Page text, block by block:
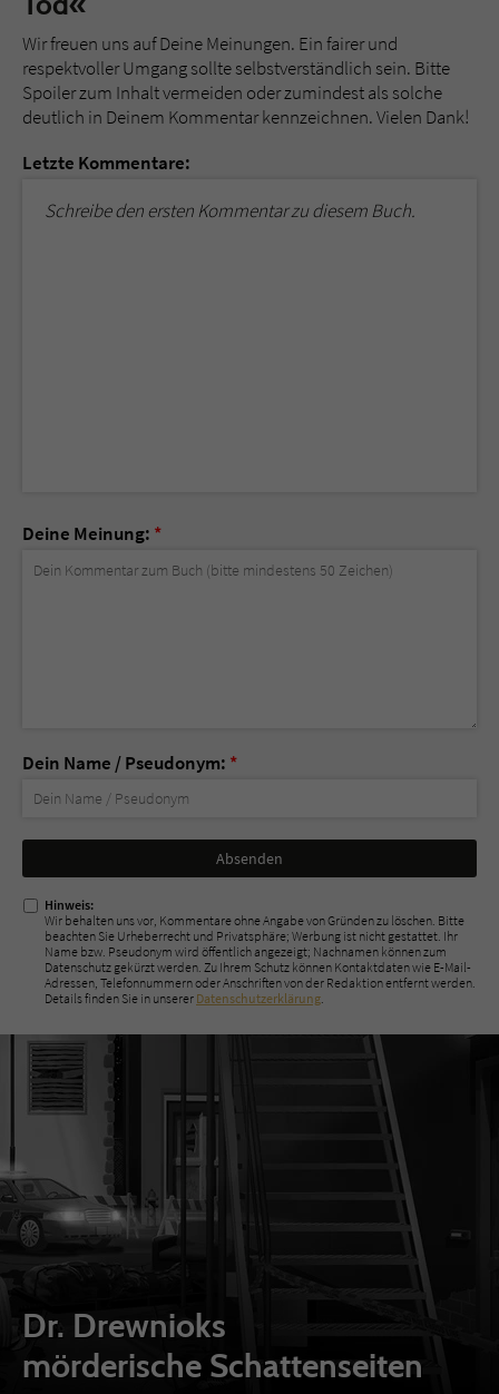
Wir freuen uns auf Deine Meinungen. Ein fairer und
respektvoller Umgang sollte selbstverständlich sein. Bitte
Spoiler zum Inhalt vermeiden oder zumindest als solche
deutlich in Deinem Kommentar kennzeichnen. Vielen Dank!
Letzte Kommentare:
Schreibe den ersten Kommentar zu diesem Buch.
Deine Meinung: *
Dein Name / Pseudonym: *
Nicht
ausfüllen!
Hinweis:
Wir behalten uns vor, Kommentare ohne Angabe von Gründen zu löschen. Bitte
beachten Sie Urheberrecht und Privatsphäre; Werbung ist nicht gestattet. Ihr
Name bzw. Pseudonym wird öffentlich angezeigt; Nachnamen können zum
Datenschutz gekürzt werden. Zu Ihrem Schutz können Kontaktdaten wie E-Mail-
Adressen, Telefonnummern oder Anschriften von der Redaktion entfernt werden.
Details finden Sie in unserer Datenschutzerklärung.
Dr. Drewnioks
mörderische Schattenseiten